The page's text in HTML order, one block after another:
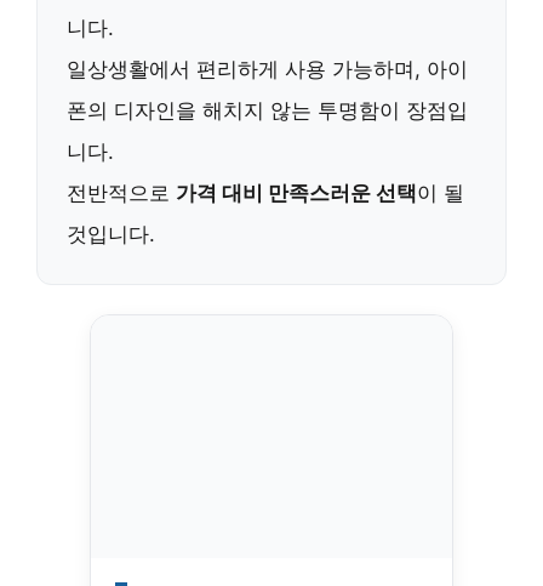
니다.
일상생활에서 편리하게 사용 가능하며, 아이
폰의 디자인을 해치지 않는 투명함이 장점입
니다.
전반적으로 가격 대비 만족스러운 선택이 될
것입니다.